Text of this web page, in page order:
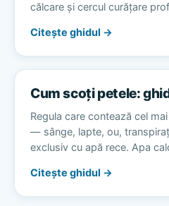
călcare și cercul curățare
Citește ghidul →
Cum scoți petele:
Regula care contează cel
— sânge, lapte, ou,
exclusiv cu apă rece. Apa
Citește ghidul →